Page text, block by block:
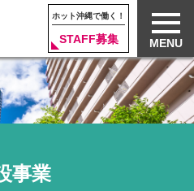
ホット沖縄で働く！
STAFF募集 MENU
事業